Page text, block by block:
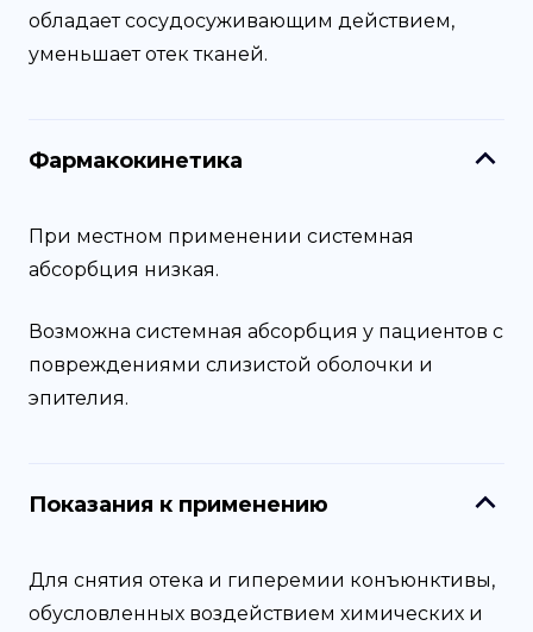
обладает сосудосуживающим действием,
уменьшает отек тканей.
Фармакокинетика
При местном применении системная
абсорбция низкая.
Возможна системная абсорбция у пациентов с
повреждениями слизистой оболочки и
эпителия.
Показания к применению
Для снятия отека и гиперемии конъюнктивы,
обусловленных воздействием химических и